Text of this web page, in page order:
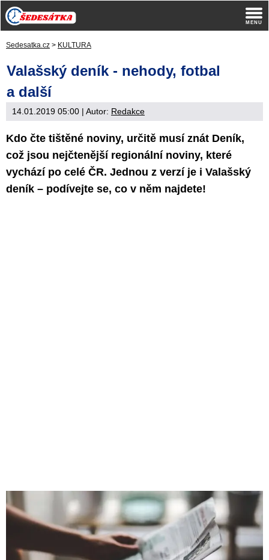
Sedesatka.cz > KULTURA
Valašský deník - nehody, fotbal
a další
14.01.2019 05:00 | Autor: Redakce
Kdo čte tištěné noviny, určitě musí znát Deník,
což jsou nejčtenější regionální noviny, které
vychází po celé ČR. Jednou z verzí je i Valašský
deník – podívejte se, co v něm najdete!